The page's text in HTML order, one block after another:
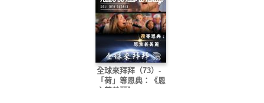
全球來拜拜（73）-
「荷」等恩典：《恩
主甚美麗》